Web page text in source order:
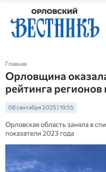
Главная
Орловщина
рейтинга
08 сентября 2025 | 19:55
Орловская область заняла в
показатели 2023 года